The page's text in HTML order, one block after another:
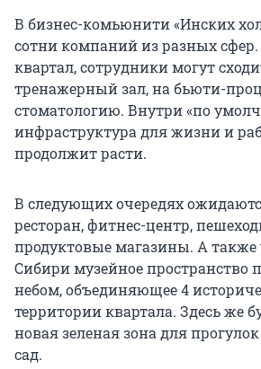
В бизнес-комьюнити «Инских
сотни компаний из разных
квартал, сотрудники могут
тренажерный зал, на бьюти-
стоматологию. Внутри «по
инфраструктура для жизни и
продолжит расти.
В следующих очередях
ресторан, фитнес-центр,
продуктовые магазины. А также
Сибири музейное пространство
небом, объединяющее 4
территории квартала. Здесь же
новая зеленая зона для
сад.